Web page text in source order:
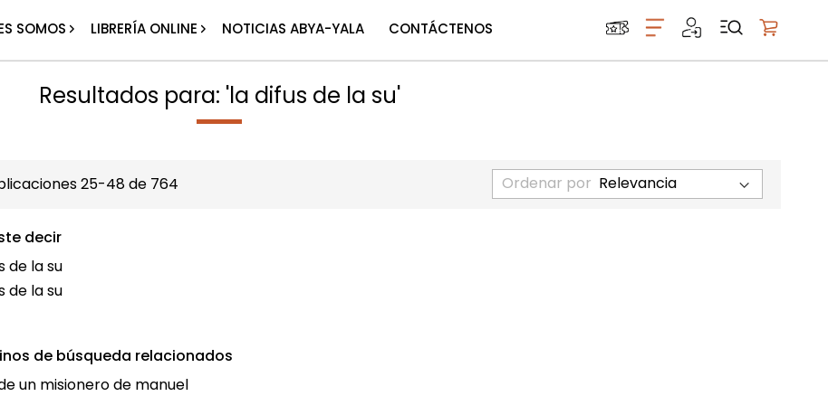
SOMOS LIBRERÍA ONLINE NOTICIAS ABYA-YALA CONTÁCTENOS
Resultados para: 'la difus de la su'
25-48de 764 Ordenar por
decir
de la su
de la su
de búsqueda relacionados
un misionero de manuel